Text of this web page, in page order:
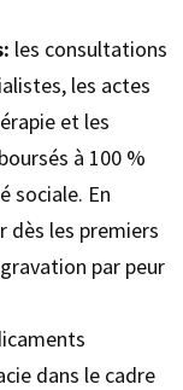
les consultations
les actes
et les
à 100 %
sociale. En
dès les premiers
par peur
dans le cadre